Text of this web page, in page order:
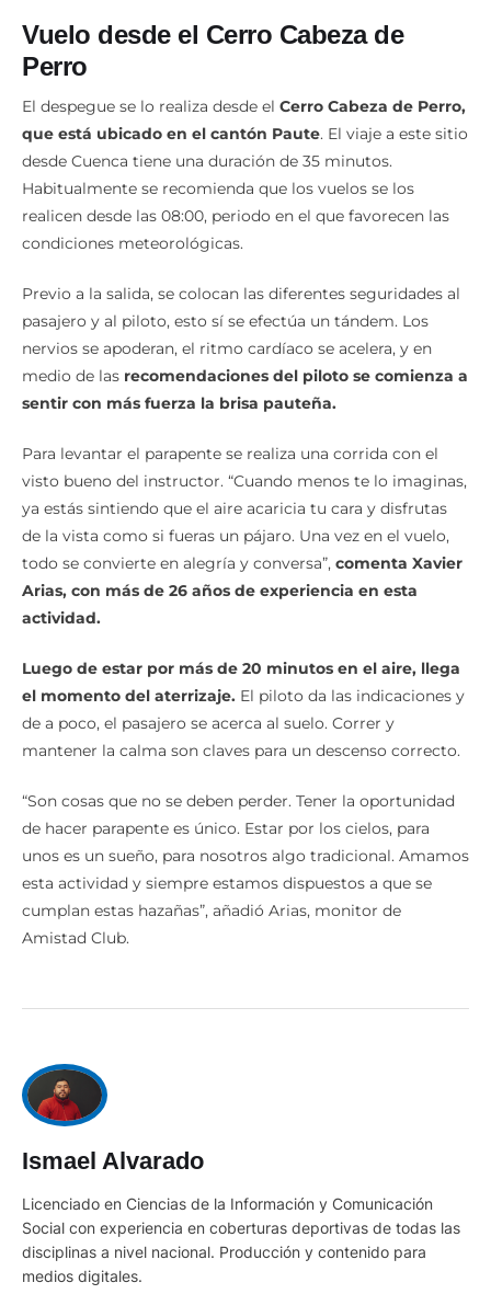
Vuelo desde el Cerro Cabeza de
Perro
El despegue se lo realiza desde el Cerro Cabeza de Perro,
que está ubicado en el cantón Paute. El viaje a este sitio
desde Cuenca tiene una duración de 35 minutos.
Habitualmente se recomienda que los vuelos se los
realicen desde las 08:00, periodo en el que favorecen las
condiciones meteorológicas.
Previo a la salida, se colocan las diferentes seguridades al
pasajero y al piloto, esto sí se efectúa un tándem. Los
nervios se apoderan, el ritmo cardíaco se acelera, y en
medio de las recomendaciones del piloto se comienza a
sentir con más fuerza la brisa pauteña.
Para levantar el parapente se realiza una corrida con el
visto bueno del instructor. “Cuando menos te lo imaginas,
ya estás sintiendo que el aire acaricia tu cara y disfrutas
de la vista como si fueras un pájaro. Una vez en el vuelo,
todo se convierte en alegría y conversa”, comenta Xavier
Arias, con más de 26 años de experiencia en esta
actividad.
Luego de estar por más de 20 minutos en el aire, llega
el momento del aterrizaje. El piloto da las indicaciones y
de a poco, el pasajero se acerca al suelo. Correr y
mantener la calma son claves para un descenso correcto.
“Son cosas que no se deben perder. Tener la oportunidad
de hacer parapente es único. Estar por los cielos, para
unos es un sueño, para nosotros algo tradicional. Amamos
esta actividad y siempre estamos dispuestos a que se
cumplan estas hazañas”, añadió Arias, monitor de
Amistad Club.
Ismael Alvarado
Licenciado en Ciencias de la Información y Comunicación
Social con experiencia en coberturas deportivas de todas las
disciplinas a nivel nacional. Producción y contenido para
medios digitales.